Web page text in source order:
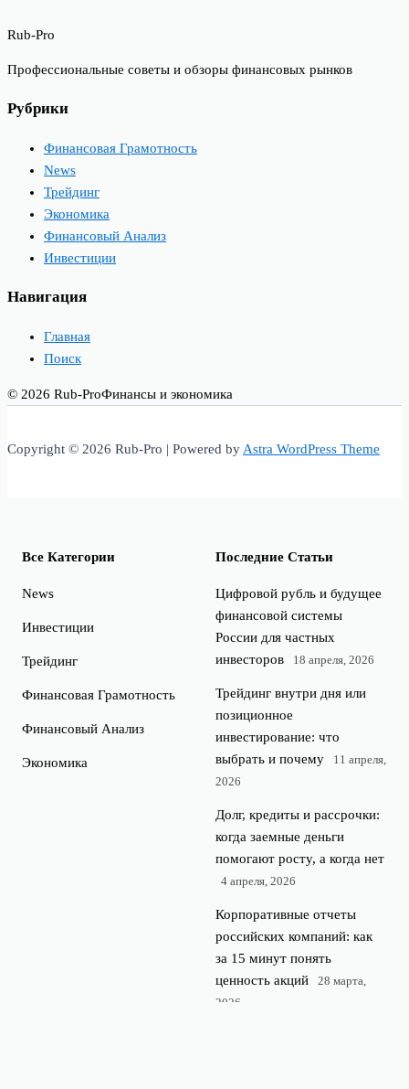
Rub-Pro
Профессиональные советы и обзоры финансовых рынков
Рубрики
Финансовая Грамотность
News
Трейдинг
Экономика
Финансовый Анализ
Инвестиции
Навигация
Главная
Поиск
© 2026 Rub-ProФинансы и экономика
Copyright © 2026 Rub-Pro | Powered by Astra WordPress Theme
Все Категории
News
Инвестиции
Трейдинг
Финансовая Грамотность
Финансовый Анализ
Экономика
Последние Статьи
Цифровой рубль и будущее
финансовой системы
России для частных
инвесторов
18 апреля, 2026
Трейдинг внутри дня или
позиционное
инвестирование: что
выбрать и почему
11 апреля,
2026
Долг, кредиты и рассрочки:
когда заемные деньги
помогают росту, а когда нет
4 апреля, 2026
Корпоративные отчеты
российских компаний: как
за 15 минут понять
ценность акций
28 марта,
2026